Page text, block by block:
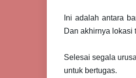
Ini adalah antara
Dan akhirnya lokasi
Selesai segala
untuk bertugas.